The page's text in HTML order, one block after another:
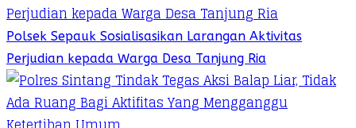
Polsek Sepauk Sosialisasikan Larangan Aktivitas
Perjudian kepada Warga Desa Tanjung Ria